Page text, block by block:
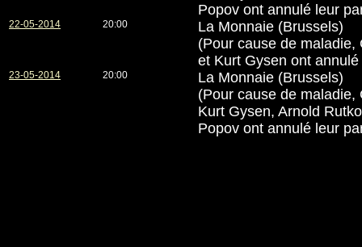
Popov ont annulé leur
22-05-2014 20:00
La Monnaie (Brussels)
(Pour cause de maladie,
et Kurt Gysen ont
23-05-2014 20:00
La Monnaie (Brussels)
(Pour cause de maladie,
Kurt Gysen, Arnold
Popov ont annulé leur